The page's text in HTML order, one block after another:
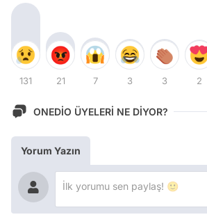
131 21 7 3 3 2
ONEDİO ÜYELERİ NE DİYOR?
Yorum Yazın